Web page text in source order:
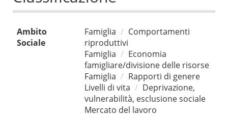
Ambito
Sociale
Famiglia
Comportamenti
riproduttivi
Famiglia
Economia
famigliare/divisione delle risorse
Famiglia
Rapporti di genere
Livelli di vita
Deprivazione,
vulnerabilità, esclusione sociale
Mercato del lavoro